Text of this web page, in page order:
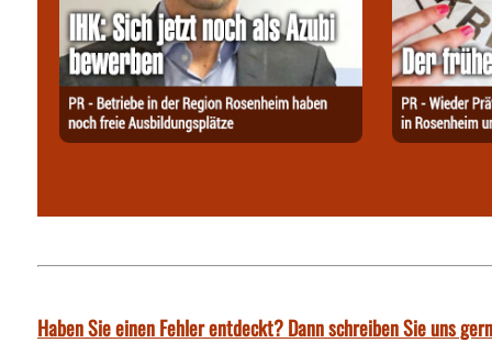
Haben Sie einen Fehler entdeckt? Dann schreiben Sie uns